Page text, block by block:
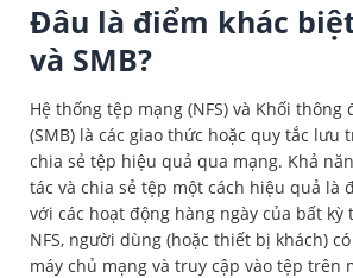
Đâu là điểm khác
và SMB?
Hệ thống tệp mạng (NFS) và Khối thông
(SMB) là các giao thức hoặc quy tắc lưu
chia sẻ tệp hiệu quả qua mạng. Khả
tác và chia sẻ tệp một cách hiệu quả là
với các hoạt động hàng ngày của bất kỳ
NFS, người dùng (hoặc thiết bị khách)
máy chủ mạng và truy cập vào tệp trên